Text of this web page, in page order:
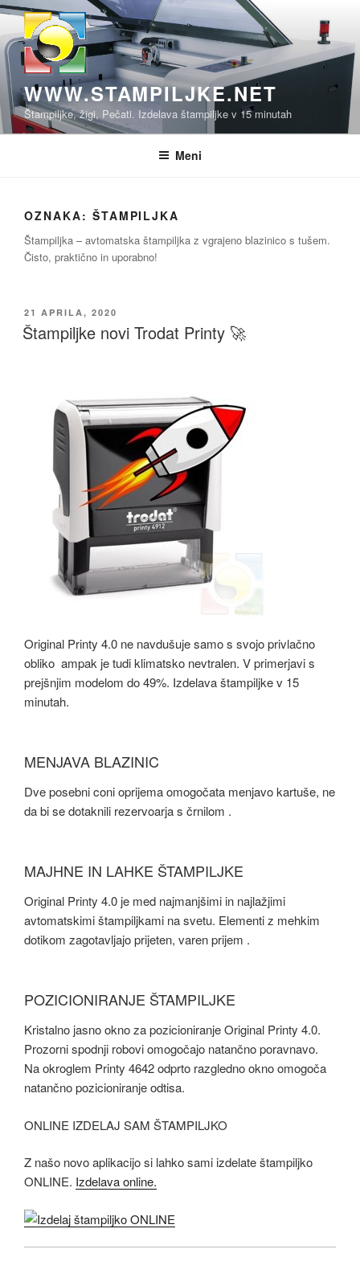
Skoči
vsebino
WWW.STAMPILJKE.NET
Štampiljke, žigi, Pečati. Izdelava štampiljke v 15 minutah
Meni
OZNAKA: ŠTAMPILJKA
Štampiljka – avtomatska štampiljka z vgrajeno blazinico s tušem.
Čisto, praktično in uporabno!
OBJAVLJENO
DNE
21 APRILA, 2020
Štampiljke novi Trodat Printy 🚀
Original Printy 4.0 ne navdušuje samo s svojo privlačno
obliko ampak je tudi klimatsko nevtralen. V primerjavi s
prejšnjim modelom do 49%. Izdelava štampiljke v 15
minutah.
MENJAVA BLAZINIC
Dve posebni coni oprijema omogočata menjavo kartuše, ne
da bi se dotaknili rezervoarja s črnilom .
MAJHNE IN LAHKE ŠTAMPILJKE
Original Printy 4.0 je med najmanjšimi in najlažjimi
avtomatskimi štampiljkami na svetu. Elementi z mehkim
dotikom zagotavljajo prijeten, varen prijem .
POZICIONIRANJE ŠTAMPILJKE
Kristalno jasno okno za pozicioniranje Original Printy 4.0.
Prozorni spodnji robovi omogočajo natančno poravnavo.
Na okroglem Printy 4642 odprto razgledno okno omogoča
natančno pozicioniranje odtisa.
ONLINE IZDELAJ SAM ŠTAMPILJKO
Z našo novo aplikacijo si lahko sami izdelate štampiljko
ONLINE. Izdelava online.